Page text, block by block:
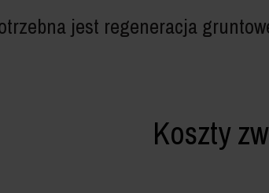
jest regeneracja
Koszty